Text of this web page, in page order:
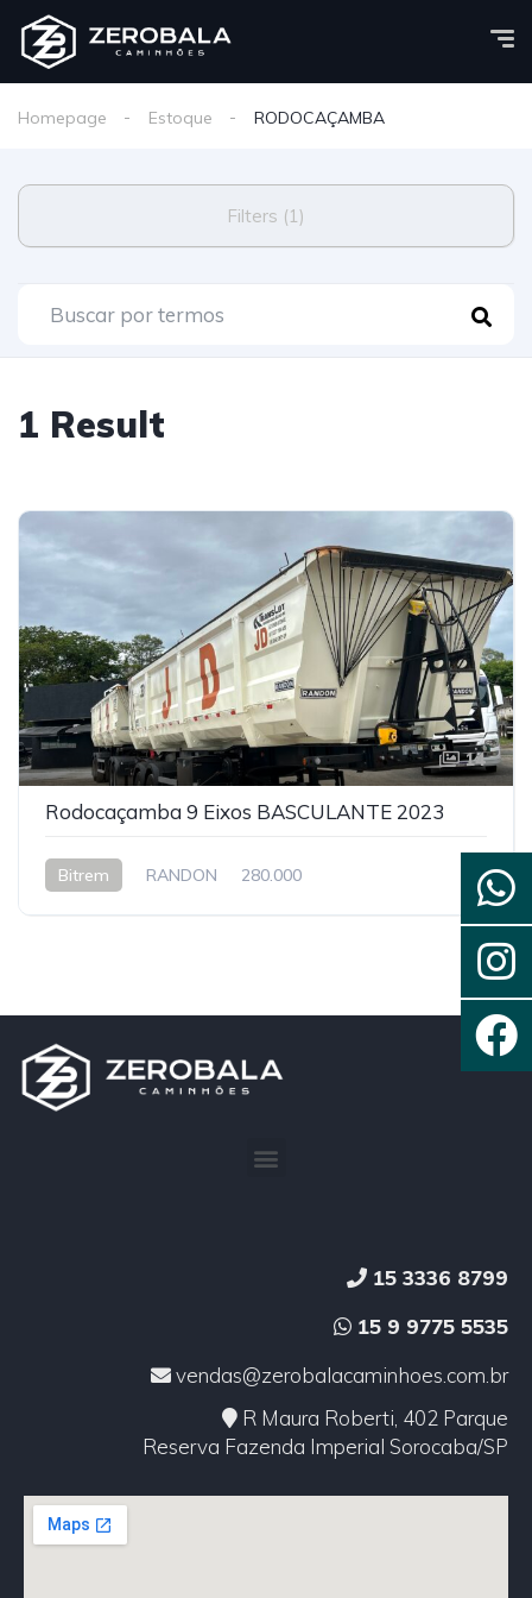
Homepage Estoque RODOCAÇAMBA
Filters (1)
1 Result
14
Rodocaçamba 9 Eixos BASCULANTE 2023
Bitrem RANDON 280.000
15 3336 8799
15 9 9775 5535
vendas@zerobalacaminhoes.com.br
R Maura Roberti, 402 Parque
Reserva Fazenda Imperial Sorocaba/SP